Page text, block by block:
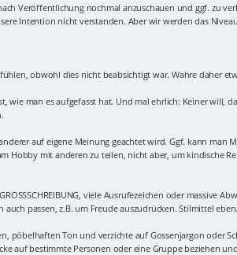
Veröffentlichung nochmal anzuschauen und ggf. zu
Intention nicht verstanden. Aber wir werden das
obwohl dies nicht beabsichtigt war. Wahre daher
man es aufgefasst hat. Und mal ehrlich: Keiner will,
auf eigene Meinung geachtet wird. Ggf. kann man
mit anderen zu teilen, nicht aber, um kindische
viele Ausrufezeichen oder massive
passen, z.B. um Freude auszudrücken. Stilmittel
pöbelhaften Ton und verzichte auf Gossenjargon oder
auf bestimmte Personen oder eine Gruppe beziehen